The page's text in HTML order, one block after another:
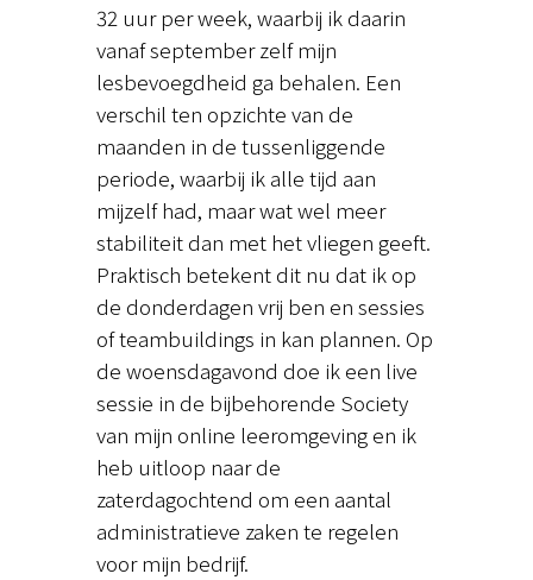
32 uur per week, waarbij ik daarin
vanaf september zelf mijn
lesbevoegdheid ga behalen. Een
verschil ten opzichte van de
maanden in de tussenliggende
periode, waarbij ik alle tijd aan
mijzelf had, maar wat wel meer
stabiliteit dan met het vliegen geeft.
Praktisch betekent dit nu dat ik op
de donderdagen vrij ben en sessies
of teambuildings in kan plannen. Op
de woensdagavond doe ik een live
sessie in de bijbehorende Society
van mijn online leeromgeving en ik
heb uitloop naar de
zaterdagochtend om een aantal
administratieve zaken te regelen
voor mijn bedrijf.